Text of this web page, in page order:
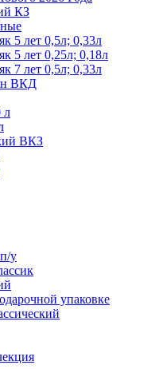
КЗ
5 лет 0,5л; 0,33л
5 лет 0,25л; 0,18л
7 лет 0,5л; 0,33л
ВКД
л
ВКЗ
у
упаковке